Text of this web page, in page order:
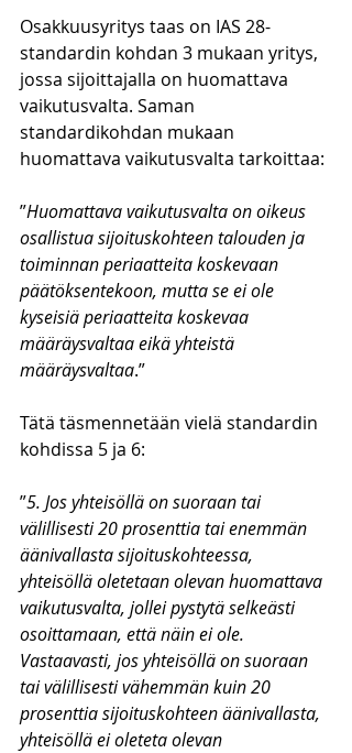
Osakkuusyritys taas on IAS 28-
standardin kohdan 3 mukaan yritys,
jossa sijoittajalla on huomattava
vaikutusvalta. Saman
standardikohdan mukaan
huomattava vaikutusvalta tarkoittaa:
”Huomattava vaikutusvalta on oikeus
osallistua sijoituskohteen talouden ja
toiminnan periaatteita koskevaan
päätöksentekoon, mutta se ei ole
kyseisiä periaatteita koskevaa
määräysvaltaa eikä yhteistä
määräysvaltaa.”
Tätä täsmennetään vielä standardin
kohdissa 5 ja 6:
”5. Jos yhteisöllä on suoraan tai
välillisesti 20 prosenttia tai enemmän
äänivallasta sijoituskohteessa,
yhteisöllä oletetaan olevan huomattava
vaikutusvalta, jollei pystytä selkeästi
osoittamaan, että näin ei ole.
Vastaavasti, jos yhteisöllä on suoraan
tai välillisesti vähemmän kuin 20
prosenttia sijoituskohteen äänivallasta,
yhteisöllä ei oleteta olevan